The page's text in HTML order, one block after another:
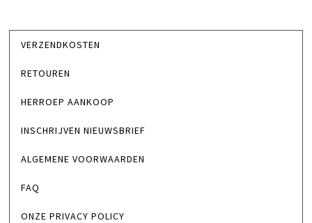
VERZENDKOSTEN
RETOUREN
HERROEP AANKOOP
INSCHRIJVEN NIEUWSBRIEF
ALGEMENE VOORWAARDEN
FAQ
ONZE PRIVACY POLICY